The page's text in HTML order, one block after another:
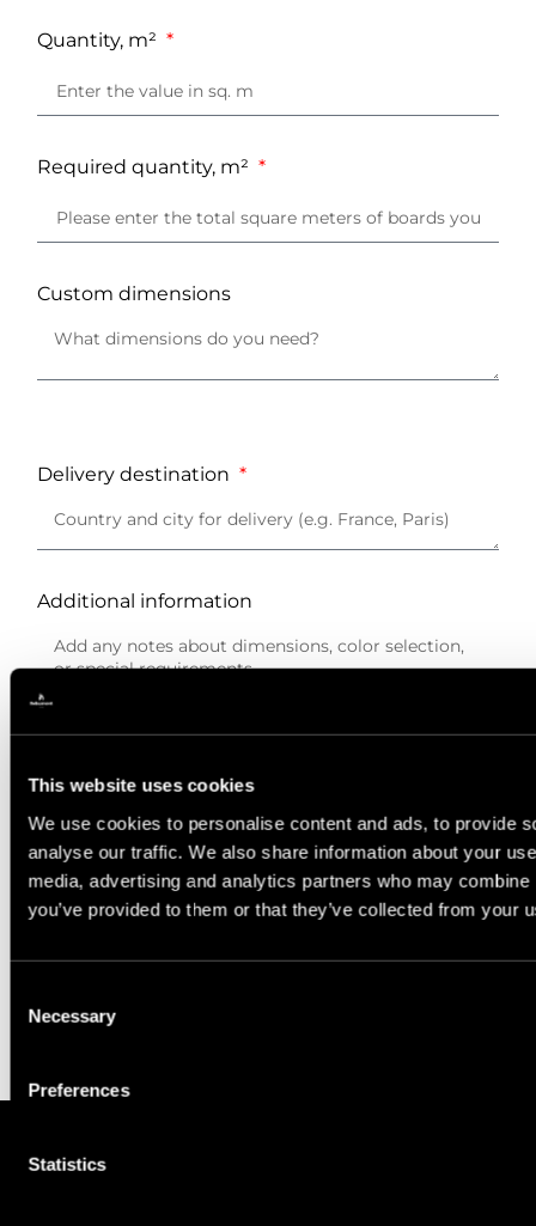
This website uses cookies
We use cookies to personalise content and ads, to provide
analyse our traffic. We also share information about your
media, advertising and analytics partners who may
you’ve provided to them or that they’ve collected from your
Selection
Necessary
Preferences
Statistics
Quantity, m²
Required quantity, m²
Custom dimensions
Delivery destination
Additional information
Please provide the email address for sending
Privacy Policy
FAQ